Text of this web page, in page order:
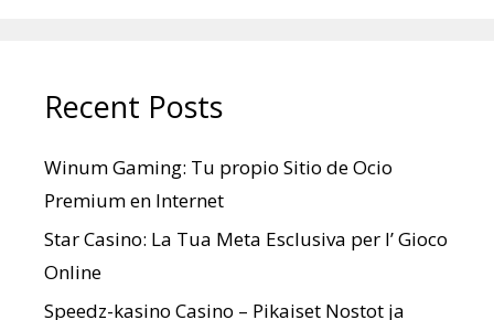
Recent Posts
Winum Gaming: Tu propio Sitio de Ocio
Premium en Internet
Star Casino: La Tua Meta Esclusiva per l’ Gioco
Online
Speedz-kasino Casino – Pikaiset Nostot ja